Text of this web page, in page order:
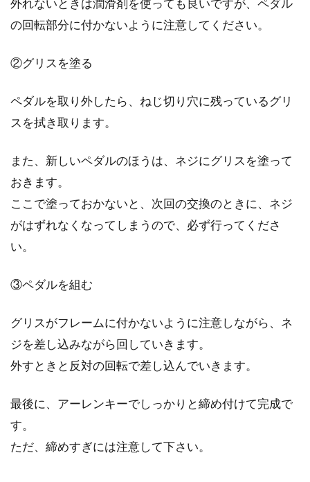
外れないときは潤滑剤を使っても良いですが、ペダル
の回転部分に付かないように注意してください。
②グリスを塗る
ペダルを取り外したら、ねじ切り穴に残っているグリ
スを拭き取ります。
また、新しいペダルのほうは、ネジにグリスを塗って
おきます。
ここで塗っておかないと、次回の交換のときに、ネジ
がはずれなくなってしまうので、必ず行ってくださ
い。
③ペダルを組む
グリスがフレームに付かないように注意しながら、ネ
ジを差し込みながら回していきます。
外すときと反対の回転で差し込んでいきます。
最後に、アーレンキーでしっかりと締め付けて完成で
す。
ただ、締めすぎには注意して下さい。